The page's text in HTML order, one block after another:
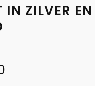
IN ZILVER EN